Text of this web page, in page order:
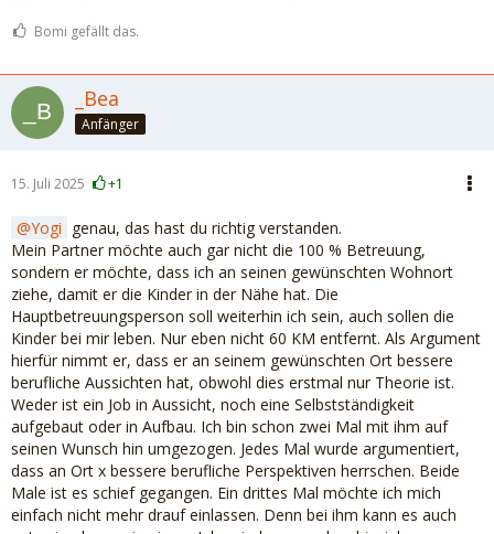
Bomi gefällt das.
_Bea
Anfänger
15. Juli 2025 +1
Yogi genau, das hast du richtig verstanden.
Mein Partner möchte auch gar nicht die 100 % Betreuung,
sondern er möchte, dass ich an seinen gewünschten Wohnort
ziehe, damit er die Kinder in der Nähe hat. Die
Hauptbetreuungsperson soll weiterhin ich sein, auch sollen die
Kinder bei mir leben. Nur eben nicht 60 KM entfernt. Als Argument
hierfür nimmt er, dass er an seinem gewünschten Ort bessere
berufliche Aussichten hat, obwohl dies erstmal nur Theorie ist.
Weder ist ein Job in Aussicht, noch eine Selbstständigkeit
aufgebaut oder in Aufbau. Ich bin schon zwei Mal mit ihm auf
seinen Wunsch hin umgezogen. Jedes Mal wurde argumentiert,
dass an Ort x bessere berufliche Perspektiven herrschen. Beide
Male ist es schief gegangen. Ein drittes Mal möchte ich mich
einfach nicht mehr drauf einlassen. Denn bei ihm kann es auch